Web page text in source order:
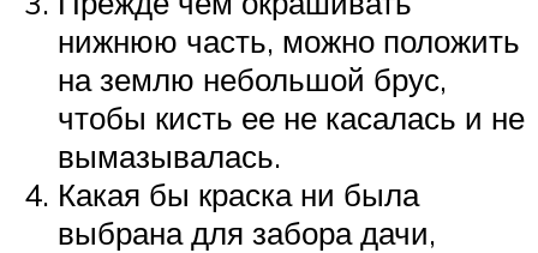
нижнюю часть, можно положить
на землю небольшой брус,
чтобы кисть ее не касалась и не
вымазывалась.
Какая бы краска ни была
выбрана для забора дачи,